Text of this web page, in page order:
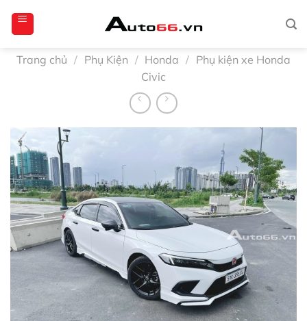
qua
dungTrang chủ / Phụ Kiện / Honda / Phụ kiện xe Honda
Civic